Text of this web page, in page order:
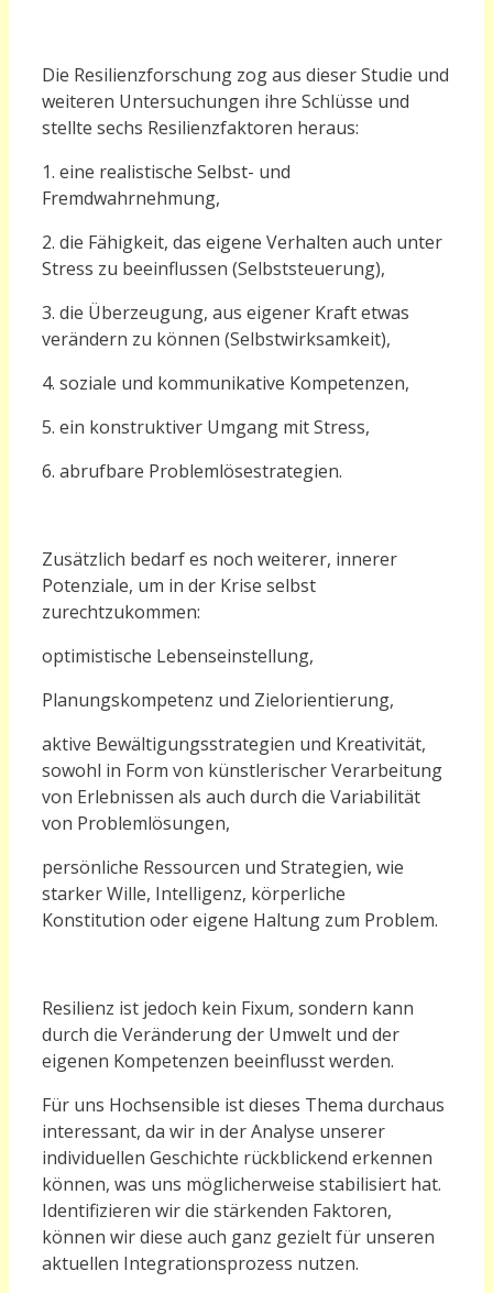
Die Resilienzforschung zog aus dieser Studie und
weiteren Untersuchungen ihre Schlüsse und
stellte sechs Resilienzfaktoren heraus:
1. eine realistische Selbst- und
Fremdwahrnehmung,
2. die Fähigkeit, das eigene Verhalten auch unter
Stress zu beeinflussen (Selbststeuerung),
3. die Überzeugung, aus eigener Kraft etwas
verändern zu können (Selbstwirksamkeit),
4. soziale und kommunikative Kompetenzen,
5. ein konstruktiver Umgang mit Stress,
6. abrufbare Problemlösestrategien.
Zusätzlich bedarf es noch weiterer, innerer
Potenziale, um in der Krise selbst
zurechtzukommen:
optimistische Lebenseinstellung,
Planungskompetenz und Zielorientierung,
aktive Bewältigungsstrategien und Kreativität,
sowohl in Form von künstlerischer Verarbeitung
von Erlebnissen als auch durch die Variabilität
von Problemlösungen,
persönliche Ressourcen und Strategien, wie
starker Wille, Intelligenz, körperliche
Konstitution oder eigene Haltung zum Problem.
Resilienz ist jedoch kein Fixum, sondern kann
durch die Veränderung der Umwelt und der
eigenen Kompetenzen beeinflusst werden.
Für uns Hochsensible ist dieses Thema durchaus
interessant, da wir in der Analyse unserer
individuellen Geschichte rückblickend erkennen
können, was uns möglicherweise stabilisiert hat.
Identifizieren wir die stärkenden Faktoren,
können wir diese auch ganz gezielt für unseren
aktuellen Integrationsprozess nutzen.